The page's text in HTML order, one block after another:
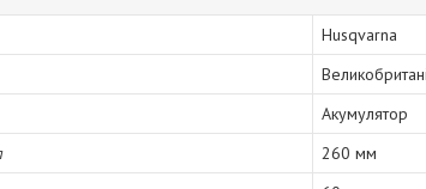
Husqvarna
Акумулятор
260 мм